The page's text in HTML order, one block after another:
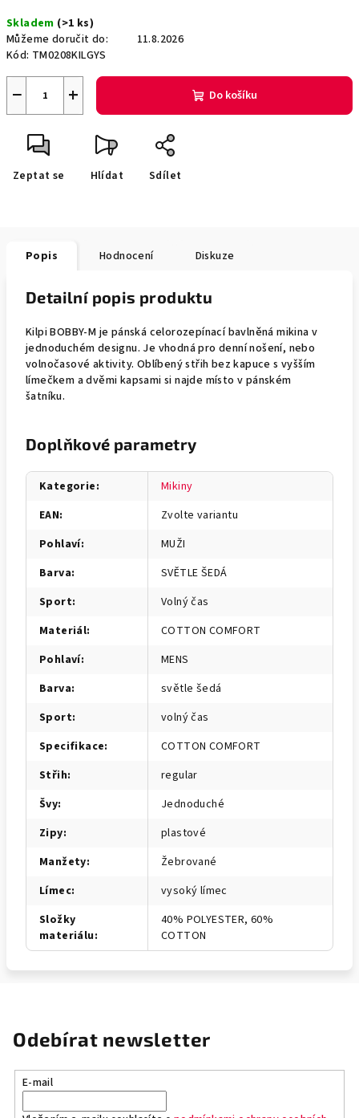
cena:
Skladem (>1 ks)
Můžeme doručit do:
11.8.2026
Kód: TM0208KILGYS
+
− Do košíku
Zeptat se Hlídat Sdílet
Popis Hodnocení Diskuze
Detailní popis produktu
Kilpi BOBBY-M je pánská celorozepínací bavlněná mikina v
jednoduchém designu. Je vhodná pro denní nošení, nebo
volnočasové aktivity. Oblíbený střih bez kapuce s vyšším
límečkem a dvěmi kapsami si najde místo v pánském
šatníku.
Doplňkové parametry
Kategorie:
Mikiny
EAN:
Zvolte variantu
Pohlaví:
MUŽI
Barva:
SVĚTLE ŠEDÁ
Sport:
Volný čas
Materiál:
COTTON COMFORT
Pohlaví:
MENS
Barva:
světle šedá
Sport:
volný čas
Specifikace:
COTTON COMFORT
Střih:
regular
Švy:
Jednoduché
Zipy:
plastové
Manžety:
Žebrované
Límec:
vysoký límec
Složky
materiálu:
40% POLYESTER, 60%
COTTON
Odebírat newsletter
E-mail